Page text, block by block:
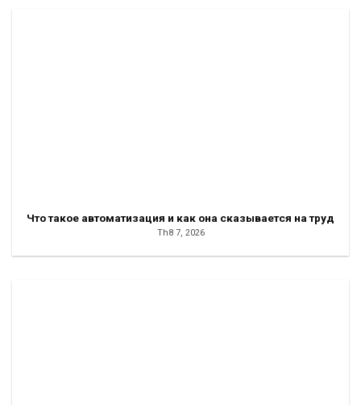
Что такое автоматизация и как она сказывается на труд
Th8 7, 2026